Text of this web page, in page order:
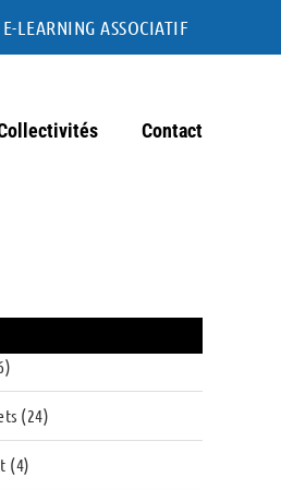
E-LEARNING ASSOCIATIF
Contact
(24)
(4)